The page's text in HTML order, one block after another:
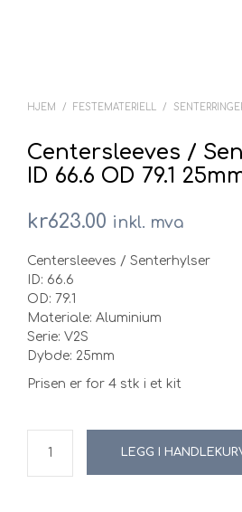
HJEM / FESTEMATERIELL /
Centersleeves /
ID 66.6 OD 79.1
kr623.00 inkl. mva
Centersleeves / Senterhylser
ID: 66.6
OD: 79.1
Materiale: Aluminium
Serie: V2S
Dybde: 25mm
Prisen er for 4 stk i et kit
LEGG I